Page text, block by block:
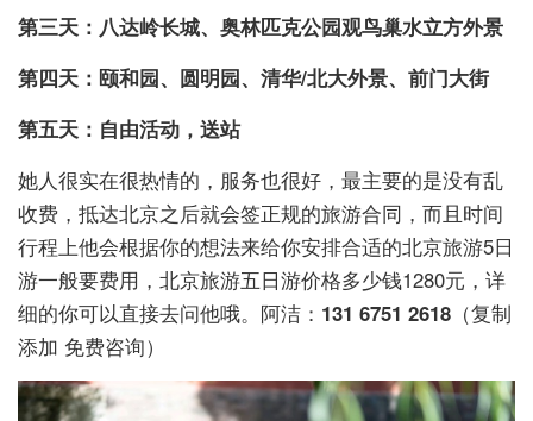
第三天：八达岭长城、奥林匹克公园观鸟巢水立方外景
第四天：颐和园、圆明园、清华/北大外景、前门大街
第五天：自由活动，送站
她人很实在很热情的，服务也很好，最主要的是没有乱
收费，抵达北京之后就会签正规的旅游合同，而且时间
行程上他会根据你的想法来给你安排合适的北京旅游5日
游一般要费用，北京旅游五日游价格多少钱1280元，详
细的你可以直接去问他哦。阿洁： 131 6751 2618 （复制
添加 免费咨询）